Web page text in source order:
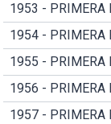
1953 - PRIMERA
1954 - PRIMERA
1955 - PRIMERA
1956 - PRIMERA
1957 - PRIMERA